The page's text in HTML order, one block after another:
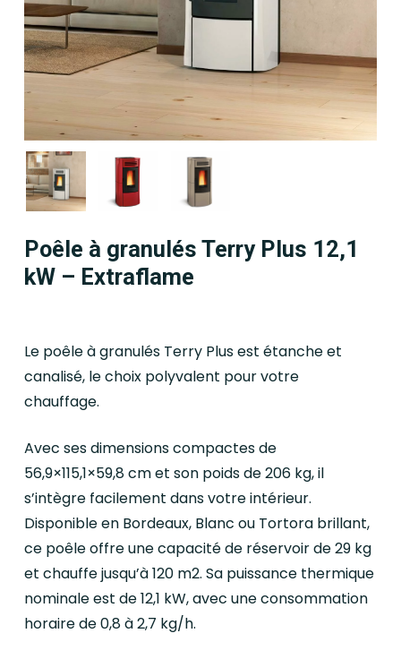
Poêle à granulés Terry Plus 12,1
kW – Extraflame
Le poêle à granulés Terry Plus est étanche et
canalisé, le choix polyvalent pour votre
chauffage.
Avec ses dimensions compactes de
56,9×115,1×59,8 cm et son poids de 206 kg, il
s’intègre facilement dans votre intérieur.
Disponible en Bordeaux, Blanc ou Tortora brillant,
ce poêle offre une capacité de réservoir de 29 kg
et chauffe jusqu’à 120 m2. Sa puissance thermique
nominale est de 12,1 kW, avec une consommation
horaire de 0,8 à 2,7 kg/h.